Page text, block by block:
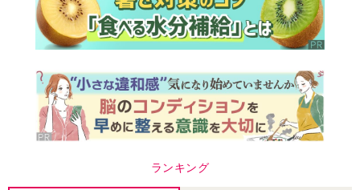
ランキング